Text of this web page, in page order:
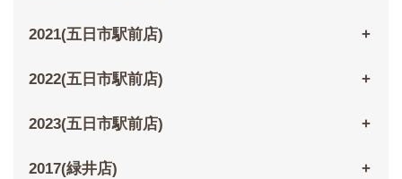
2021(五日市駅前店)
2022(五日市駅前店)
2023(五日市駅前店)
2017(緑井店)